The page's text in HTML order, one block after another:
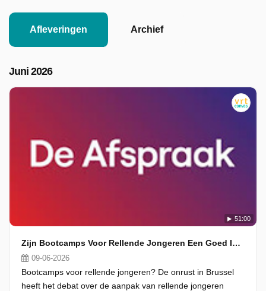
Afleveringen Archief
Juni 2026
51:00
Zijn Bootcamps Voor Rellende Jongeren Een Goed Idee?
09-06-2026
Bootcamps voor rellende jongeren? De onrust in Brussel
heeft het debat over de aanpak van rellende jongeren